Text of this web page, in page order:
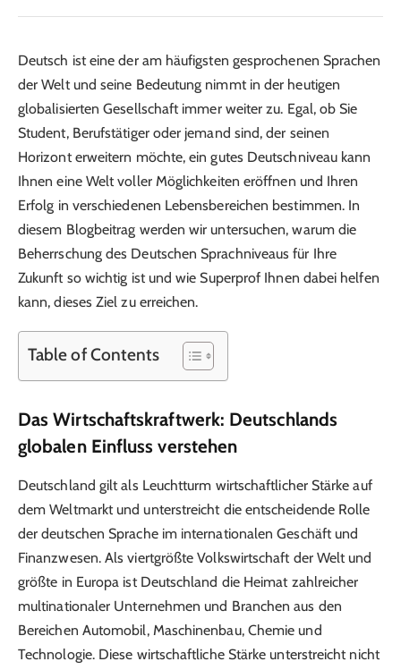
Deutsch ist eine der am häufigsten gesprochenen Sprachen
der Welt und seine Bedeutung nimmt in der heutigen
globalisierten Gesellschaft immer weiter zu. Egal, ob Sie
Student, Berufstätiger oder jemand sind, der seinen
Horizont erweitern möchte, ein gutes Deutschniveau kann
Ihnen eine Welt voller Möglichkeiten eröffnen und Ihren
Erfolg in verschiedenen Lebensbereichen bestimmen. In
diesem Blogbeitrag werden wir untersuchen, warum die
Beherrschung des Deutschen Sprachniveaus für Ihre
Zukunft so wichtig ist und wie Superprof Ihnen dabei helfen
kann, dieses Ziel zu erreichen.
Table of Contents
Das Wirtschaftskraftwerk: Deutschlands
globalen Einfluss verstehen
Deutschland gilt als Leuchtturm wirtschaftlicher Stärke auf
dem Weltmarkt und unterstreicht die entscheidende Rolle
der deutschen Sprache im internationalen Geschäft und
Finanzwesen. Als viertgrößte Volkswirtschaft der Welt und
größte in Europa ist Deutschland die Heimat zahlreicher
multinationaler Unternehmen und Branchen aus den
Bereichen Automobil, Maschinenbau, Chemie und
Technologie. Diese wirtschaftliche Stärke unterstreicht nicht